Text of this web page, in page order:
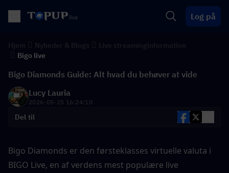
Log på
Bigo live
Bigo Diamonds Guide: Alt hvad du behøver at vide
Lucy Lauria
2026-05-25 16:24:10
Del til
Bigo Diamonds er den førsteklasses virtuelle valuta i
BIGO Live, en af verdens mest populære live